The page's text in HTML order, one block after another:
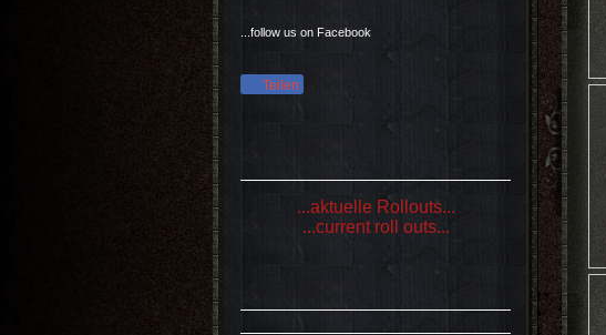
...follow us on Facebook
Teilen
...aktuelle Rollouts...
...current roll outs...